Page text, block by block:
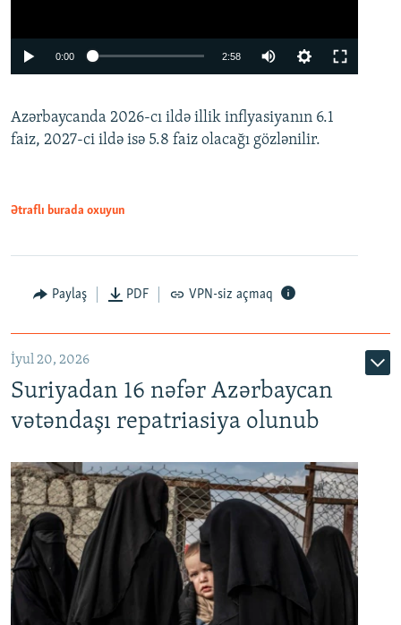
Auto
0:00 2:58
360p
480p
Azərbaycanda 2026-cı ildə illik inflyasiyanın 6.1
faiz, 2027-ci ildə isə 5.8 faiz olacağı gözlənilir.
Ətraflı burada oxuyun
Paylaş PDF VPN-siz açmaq
İyul 20, 2026
Suriyadan 16 nəfər Azərbaycan
vətəndaşı repatriasiya olunub